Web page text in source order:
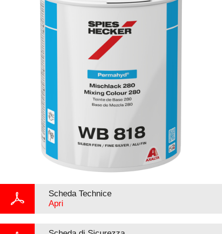
Scheda Technice
Apri